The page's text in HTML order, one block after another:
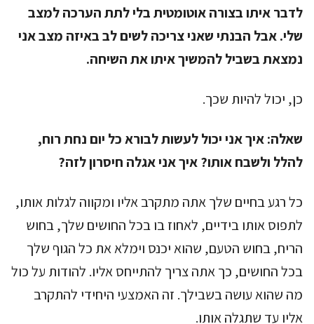
לדבר איתו בצורה אוטומטית בלי לתת הערכה למצב
שלי. אבל הבנתי שאני צריכה לשים לב באיזה מצב אני
נמצאת בשביל להמשיך איתו את השיחה.
כן, יכול להיות שכך.
שאלה:איך אני יכול לעשות לבורא כל יום נחת רוח,
להלל ולשבח אותו? איך אני אגלה חיסרון לזה?
כל רגע בחיים שלך אתה מתקרב אליו ומקווה לגלות אותו,
לתפוס אותו בידיים, לאחוז בו בכל החושים שלך, בחוש
הריח, בחוש הטעם, שהוא יכנס וימלא את כל הגוף שלך
בכל החושים, כך אתה צריך להתייחס אליו. להודות על כול
מה שהוא עושה בשבילך. זה האמצעי היחידי להתקרב
אליו עד שתגלה אותו.